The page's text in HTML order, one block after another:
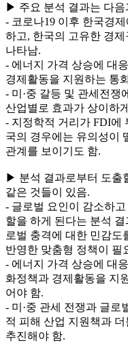
▶ 주요 분석 결과는 다음
- 코로나19 이후 한국경
하고, 한국의 고유한 경제
나타남.
- 에너지 가격 상승에 대
경제활동을 지원하는 통
- 미·중 갈등 및 관세전쟁
산업별로 효과가 상이하
- 지정학적 거리가 FDI에
국의 경우에는 유의성이
관계를 보이기도 함.
▶ 분석 결과로부터 도출
같은 것들이 있음.
- 글로벌 요인이 감소하
할을 하게 된다는 분석
로벌 충격에 대한 민감도
반영한 맞춤형 정책이 필
- 에너지 가격 상승에 대
화정책과 경제활동을 지
어야 함.
- 미·중 관세 전쟁과 글로
적 피해 산업 지원책과
추진해야 함.